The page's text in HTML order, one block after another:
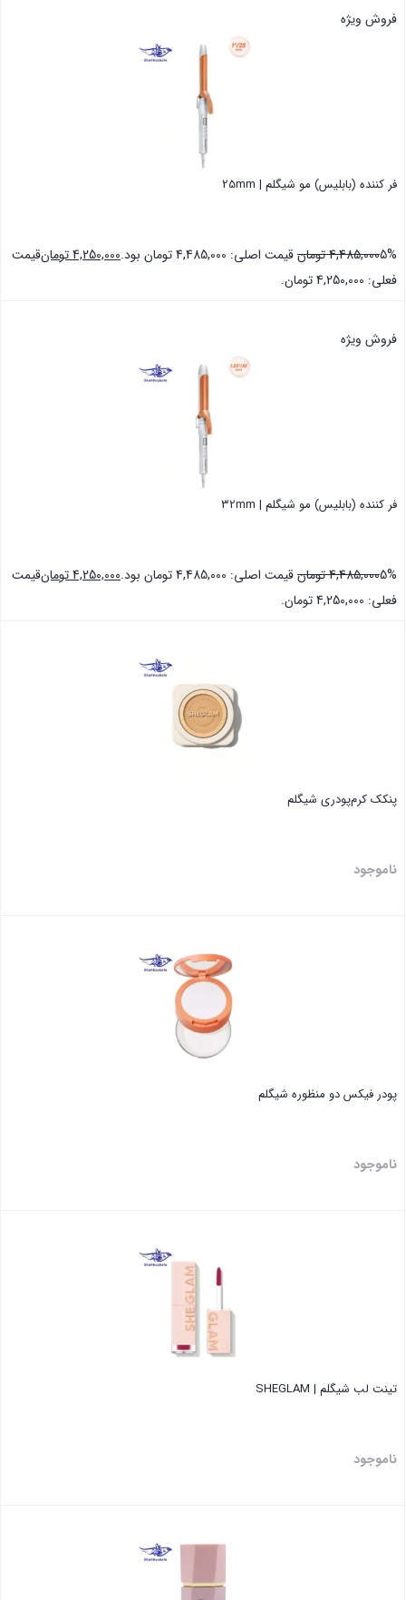
فروش ویژه
فر کننده (بابلیس) مو شیگلم | 25mm
5%
4,485,000تومانقیمت اصلی: 4,485,000 تومان بود. 4,250,000تومانقیمت
فعلی: 4,250,000 تومان.
فروش ویژه
فر کننده (بابلیس) مو شیگلم | 32mm
5%
4,485,000تومانقیمت اصلی: 4,485,000 تومان بود. 4,250,000تومانقیمت
فعلی: 4,250,000 تومان.
پنکک کرم‌پودری شیگلم
ناموجود
پودر فیکس دو منظوره شیگلم
ناموجود
تینت لب شیگلم | SHEGLAM
ناموجود